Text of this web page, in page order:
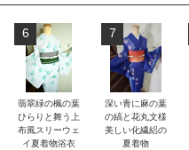
6
翡翠緑の楓の葉
ひらりと舞う上
布風スリーウェ
イ夏着物浴衣
7
深い青に麻の葉
の縞と花丸文様
美しい化繊絽の
夏着物